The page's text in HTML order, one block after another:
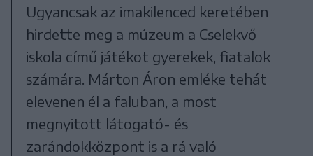
Ugyancsak az imakilenced keretében
hirdette meg a múzeum a Cselekvő
iskola című játékot gyerekek, fiatalok
számára. Márton Áron emléke tehát
elevenen él a faluban, a most
megnyitott látogató- és
zarándokközpont is a rá való